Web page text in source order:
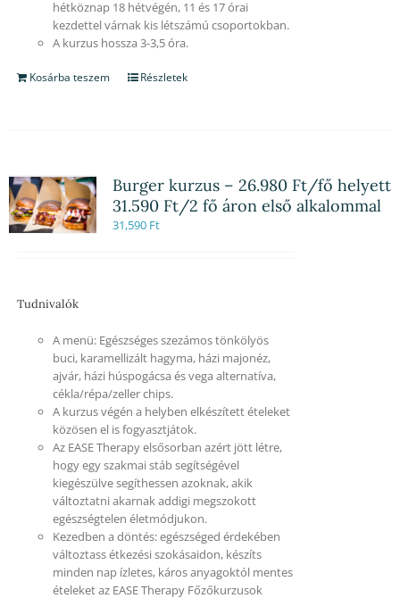
hétköznap 18 hétvégén, 11 és 17 órai
kezdettel várnak kis létszámú csoportokban.
A kurzus hossza 3-3,5 óra.
Kosárba teszem Részletek
Burger kurzus – 26.980 Ft/fő helyett
31.590 Ft/2 fő áron első alkalommal
31,590 Ft
Tudnivalók
A menü: Egészséges szezámos tönkölyös
buci, karamellizált hagyma, házi majonéz,
ajvár, házi húspogácsa és vega alternatíva,
cékla/répa/zeller chips.
A kurzus végén a helyben elkészített ételeket
közösen el is fogyasztjátok.
Az EASE Therapy elsősorban azért jött létre,
hogy egy szakmai stáb segítségével
kiegészülve segíthessen azoknak, akik
változtatni akarnak addigi megszokott
egészségtelen életmódjukon.
Kezedben a döntés: egészséged érdekében
változtass étkezési szokásaidon, készíts
minden nap ízletes, káros anyagoktól mentes
ételeket az EASE Therapy Főzőkurzusok